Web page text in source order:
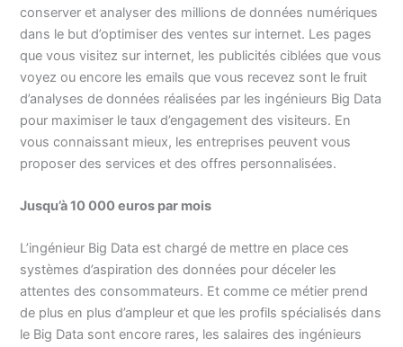
conserver et analyser des millions de données numériques
dans le but d’optimiser des ventes sur internet. Les pages
que vous visitez sur internet, les publicités ciblées que vous
voyez ou encore les emails que vous recevez sont le fruit
d’analyses de données réalisées par les ingénieurs Big Data
pour maximiser le taux d’engagement des visiteurs. En
vous connaissant mieux, les entreprises peuvent vous
proposer des services et des offres personnalisées.
Jusqu’à 10 000 euros par mois
L’ingénieur Big Data est chargé de mettre en place ces
systèmes d’aspiration des données pour déceler les
attentes des consommateurs. Et comme ce métier prend
de plus en plus d’ampleur et que les profils spécialisés dans
le Big Data sont encore rares, les salaires des ingénieurs